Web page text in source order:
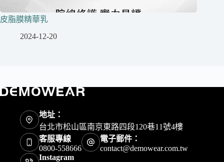
皮脂膜精華乳
2024-12-20
地址：
台北市松山區南京東路四段120巷11號4樓
客服專線
0800-558666
電子郵件：
contact@demowear.com.tw
Instagram